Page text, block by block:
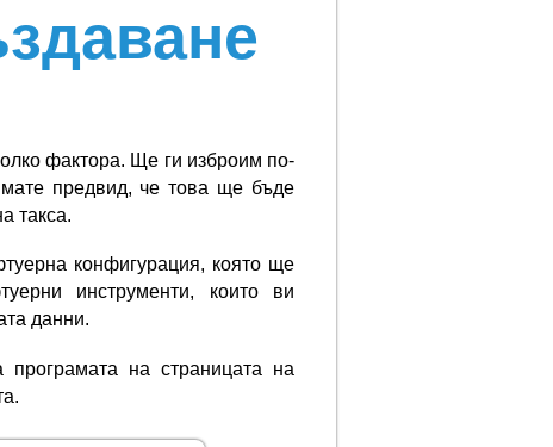
фактора. Ще ги изброим по-
предвид, че това ще бъде
такса.
конфигурация, която ще
инструменти, които ви
данни.
на страницата на